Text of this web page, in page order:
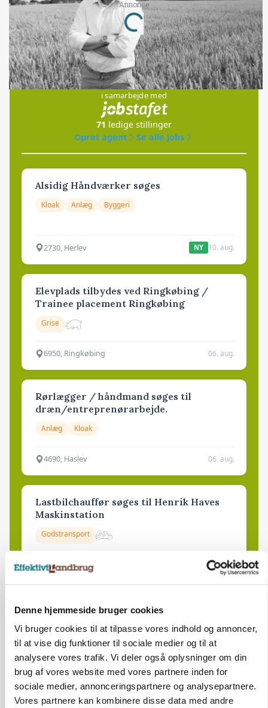
Denne hjemmeside bruger cookies
Vi bruger cookies til at tilpasse vores indhold og annoncer,
til at vise dig funktioner til sociale medier og til at
analysere vores trafik. Vi deler også oplysninger om din
brug af vores website med vores partnere inden for
sociale medier, annonceringspartnere og analysepartnere.
Vores partnere kan kombinere disse data med andre
Annonce
Loading...
Jobs
i samarbejde med
71 ledige stillinger
Opret agent
Se alle jobs
Alsidig Håndværker søges
Kloak Anlæg Byggeri
2730, Herlev NY 10. aug.
Elevplads tilbydes ved Ringkøbing /
Trainee placement Ringkøbing
Grise
6950, Ringkøbing 06. aug.
Rørlægger / håndmand søges til
dræn/entreprenørarbejde.
Anlæg Kloak
4690, Haslev 06. aug.
Lastbilchauffør søges til Henrik Haves
Maskinstation
Godstransport
4700, Næstved 03. aug.
Medarbejdere til griseproduktion
Grise
9681, Ranum 03. aug.